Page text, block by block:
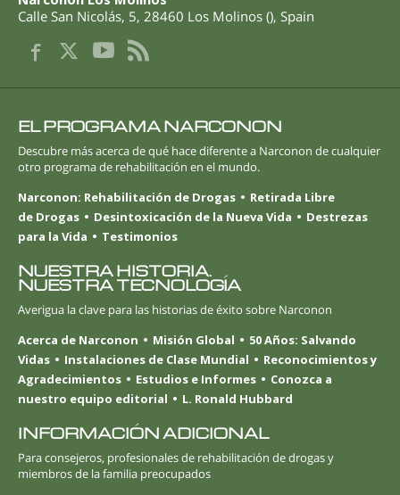
Calle San Nicolás, 5, 28460 Los Molinos (), Spain
EL PROGRAMA NARCONON
Descubre más acerca de qué hace diferente a Narconon de cualquier
otro programa de rehabilitación en el mundo.
Narconon: Rehabilitación de Drogas
Retirada Libre
de Drogas
Desintoxicación de la Nueva Vida
Destrezas
para la Vida
Testimonios
NUESTRA HISTORIA.
NUESTRA TECNOLOGÍA
Averigua la clave para las historias de éxito sobre Narconon
Acerca de Narconon
Misión Global
50 Años: Salvando
Vidas
Instalaciones de Clase Mundial
Reconocimientos y
Agradecimientos
Estudios e Informes
Conozca a
nuestro equipo editorial
L. Ronald Hubbard
INFORMACIÓN ADICIONAL
Para consejeros, profesionales de rehabilitación de drogas y
miembros de la familia preocupados